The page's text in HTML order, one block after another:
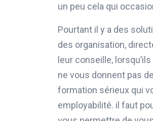
un peu cela qui
Pourtant il y a des
des organisation,
leur conseille,
ne vous donnent pas
formation sérieux qui
employabilité. il faut